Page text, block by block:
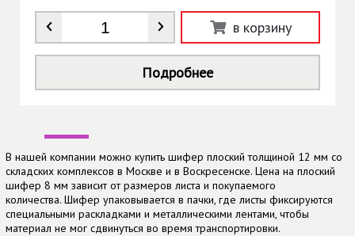
Количество * в корзину
Подробнее
В нашей компании можно купить шифер плоский толщиной 12 мм со
складских комплексов в Москве и в Воскресенске. Цена на плоский
шифер 8 мм зависит от размеров листа и покупаемого
количества. Шифер упаковывается в пачки, где листы фиксируются
специальными раскладками и металлическими лентами, чтобы
материал не мог сдвинуться во время транспортировки.